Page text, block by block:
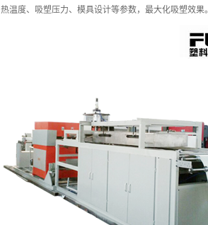
热温度、吸塑压力、模具设计等参数，最大化吸塑效果。